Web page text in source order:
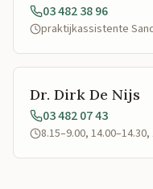
03 482 38 96
praktijkassistente
Dr. Dirk De Nijs
03 482 07 43
8.15–9.00,